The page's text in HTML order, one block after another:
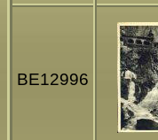
BE12996